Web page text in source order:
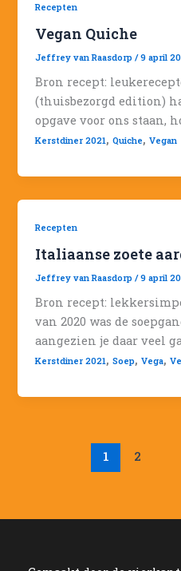
Recepten
Vegan Quiche
Jeffrey van Raasdorp/9 april
Bron recept:
(thuisbezorgd edition)
opgave voor ons staan,
Kerstdiner 2021,Quiche,Vegan
Recepten
Italiaanse zoete
Jeffrey van Raasdorp/9 april
Bron recept:
van 2020 was de
aangezien je daar veel
Kerstdiner 2021,Soep,Vega,
1 2